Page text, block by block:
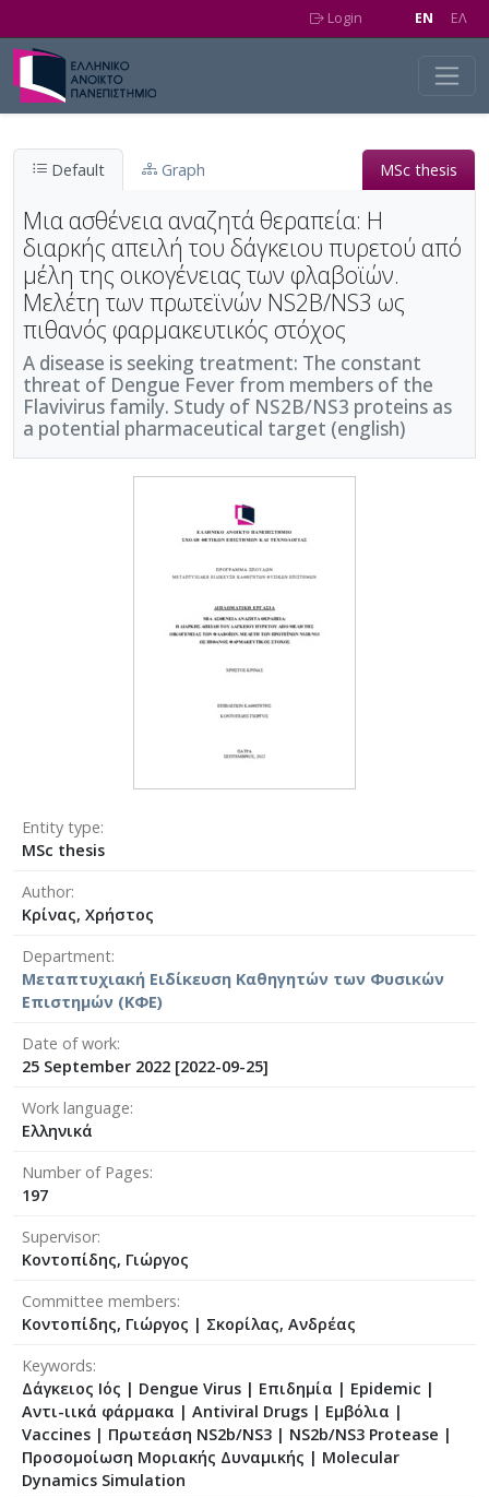
Login EN EΛ
Default Graph MSc thesis
Μια ασθένεια αναζητά θεραπεία: Η
διαρκής απειλή του δάγκειου πυρετού από
μέλη της οικογένειας των φλαβοϊών.
Μελέτη των πρωτεϊνών NS2B/NS3 ως
πιθανός φαρμακευτικός στόχος
A disease is seeking treatment: The constant
threat of Dengue Fever from members of the
Flavivirus family. Study of NS2B/NS3 proteins as
a potential pharmaceutical target (english)
Entity type
MSc thesis
Author
Κρίνας, Χρήστος
Department
Μεταπτυχιακή Ειδίκευση Καθηγητών των Φυσικών
Επιστημών (ΚΦΕ)
Date of work
25 September 2022 [2022-09-25]
Work language
Ελληνικά
Number of Pages
197
Supervisor
Κοντοπίδης, Γιώργος
Committee members
Κοντοπίδης, Γιώργος | Σκορίλας, Ανδρέας
Keywords
Δάγκειος Ιός | Dengue Virus | Επιδημία | Epidemic |
Αντι-ιικά φάρμακα | Antiviral Drugs | Εμβόλια |
Vaccines | Πρωτεάση NS2b/NS3 | NS2b/NS3 Protease |
Προσομοίωση Μοριακής Δυναμικής | Molecular
Dynamics Simulation